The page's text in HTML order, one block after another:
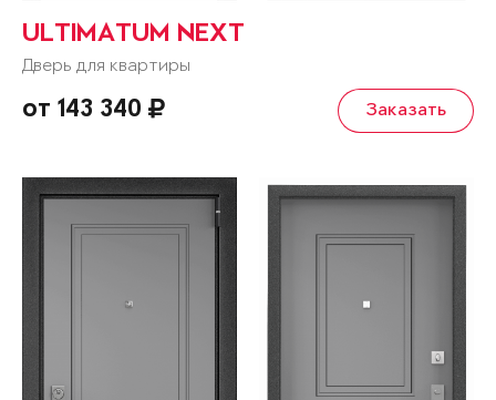
ULTIMATUM NEXT
Дверь для квартиры
от 143 340 Заказать